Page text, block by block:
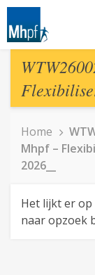
Home
Mhpf –
2026__
Het lijkt er op
naar opzoek